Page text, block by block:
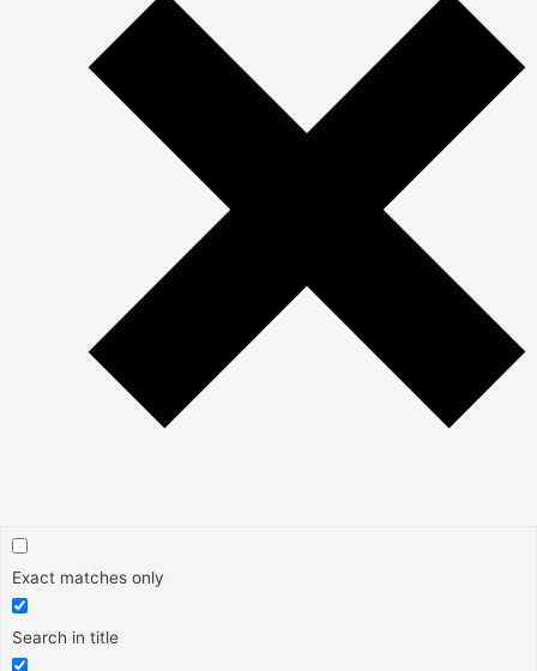
Exact matches only
Search in title